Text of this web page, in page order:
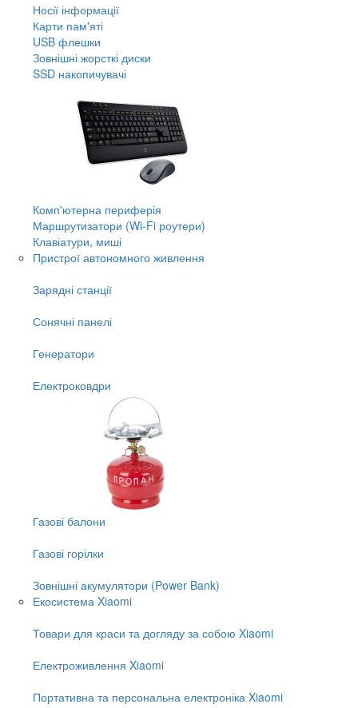
Носії інформації
Карти пам'яті
USB флешки
Зовнішні жорсткі диски
SSD накопичувачі
Комп'ютерна периферія
Маршрутизатори (Wi-Fi роутери)
Клавіатури, миші
Пристрої автономного живлення
Зарядні станції
Сонячні панелі
Генератори
Електроковдри
Газові балони
Газові горілки
Зовнішні акумулятори (Power Bank)
Екосистема Xiaomi
Товари для краси та догляду за собою Xiaomi
Електроживлення Xiaomi
Портативна та персональна електроніка Xiaomi